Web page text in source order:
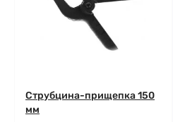
Струбцина-прищепка 150
мм